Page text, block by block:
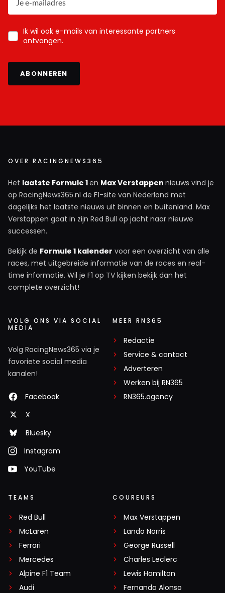
Ik wil ook e-mails van interessante partners
ontvangen.
ABONNEREN
OVER RACINGNEWS365
Het laatste Formule 1en Max Verstappen nieuws vind je
op RacingNews365.nl de F1-site van Nederland met
dagelijks het laatste nieuws uit binnen en buitenland. Max
Verstappen gaat in zijn Red Bull op jacht naar nieuwe
successen.
Bekijk de Formule 1 kalender voor een overzicht van alle
races, met uitgebreide informatie van de races en real-
time informatie. Wil je F1 op TV kijken bekijk dan het
complete overzicht!
VOLG ONS VIA SOCIAL
MEDIA
Volg RacingNews365 via je
favoriete social media
kanalen!
Facebook
X
Bluesky
Instagram
YouTube
MEER RN365
Redactie
Service & contact
Adverteren
Werken bij RN365
RN365.agency
TEAMS
Red Bull
McLaren
Ferrari
Mercedes
Alpine F1 Team
Audi
COUREURS
Max Verstappen
Lando Norris
George Russell
Charles Leclerc
Lewis Hamilton
Fernando Alonso